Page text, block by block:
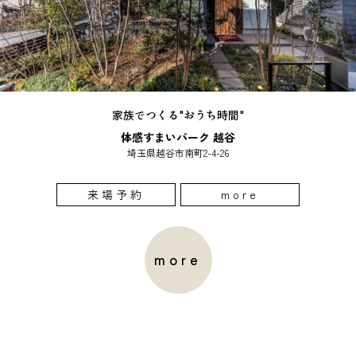
家族でつくる"おうち時間"
体感すまいパーク 越谷
埼玉県越谷市南町2-4-26
来場予約 more
more